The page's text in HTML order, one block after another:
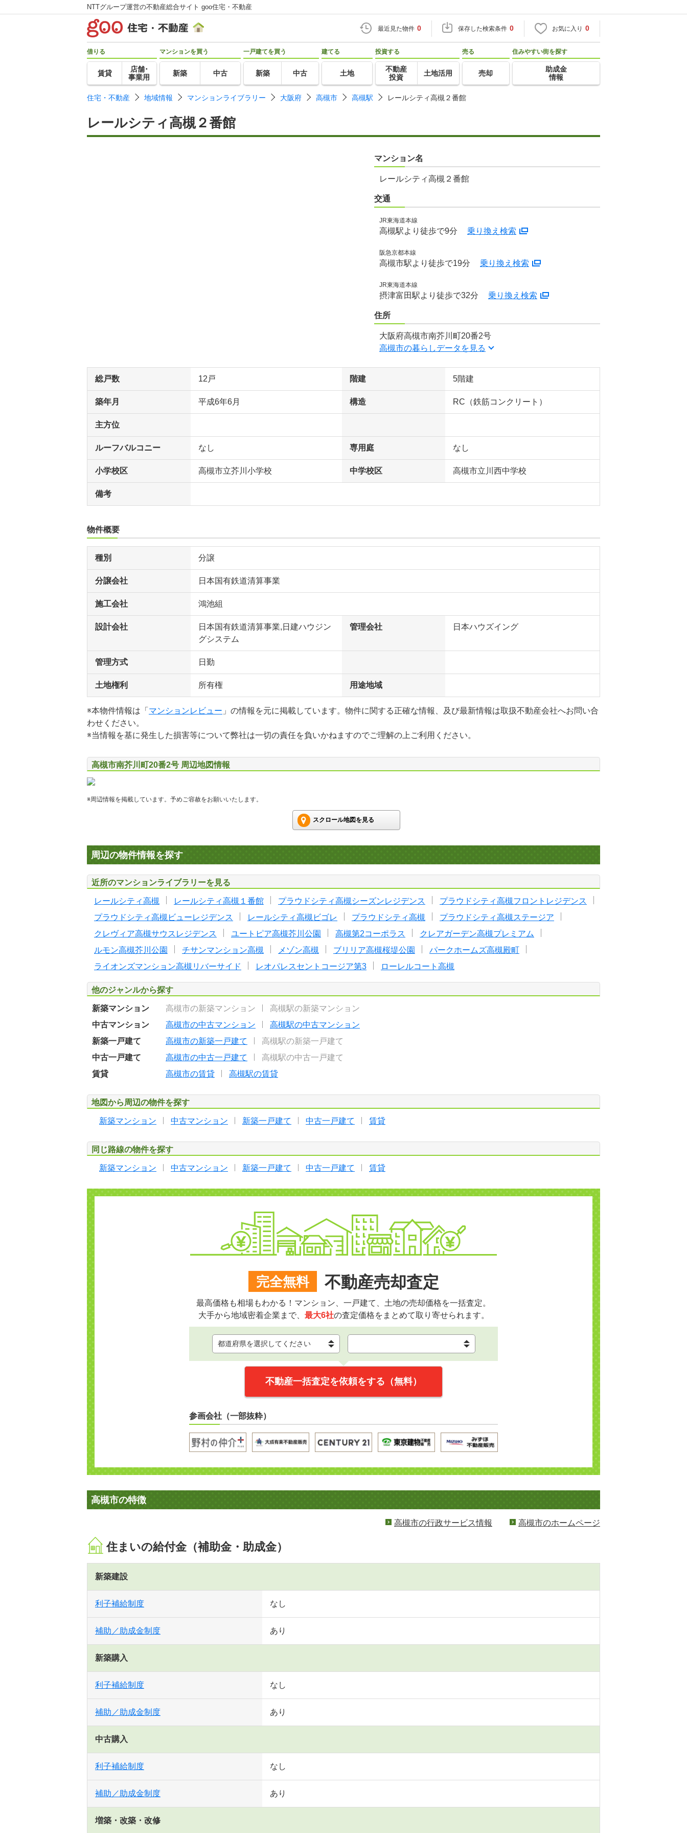
NTTグループ運営の不動産総合サイト goo住宅・不動産
最近見た物件 0 保存した検索条件 0 お気に入り 0
借りる
賃貸
店舗･
事業用
マンションを買う
新築 中古
一戸建てを買う
新築 中古
建てる
土地
投資する
不動産
投資
土地活用
売る
売却
住みやすい街を探す
助成金
情報
住宅・不動産 地域情報 マンションライブラリー 大阪府 高槻市 高槻駅 レールシティ高槻２番館
レールシティ高槻２番館
マンション名
レールシティ高槻２番館
交通
JR東海道本線
高槻駅より徒歩で9分 乗り換え検索
阪急京都本線
高槻市駅より徒歩で19分 乗り換え検索
JR東海道本線
摂津富田駅より徒歩で32分 乗り換え検索
住所
大阪府高槻市南芥川町20番2号
高槻市の暮らしデータを見る
総戸数 12戸 階建 5階建
築年月 平成6年6月 構造 RC（鉄筋コンクリート）
主方位
ルーフバルコニー なし 専用庭 なし
小学校区 高槻市立芥川小学校 中学校区 高槻市立川西中学校
備考
物件概要
種別 分譲
分譲会社 日本国有鉄道清算事業
施工会社 鴻池組
設計会社
日本国有鉄道清算事業,日建ハウジン
グシステム
管理会社 日本ハウズイング
管理方式 日勤
土地権利 所有権 用途地域
※本物件情報は「 マンションレビュー 」の情報を元に掲載しています。物件に関する正確な情報、及び最新情報は取扱不動産会社へお問い合
わせください。
※当情報を基に発生した損害等について弊社は一切の責任を負いかねますのでご理解の上ご利用ください。
高槻市南芥川町20番2号 周辺地図情報
※周辺情報を掲載しています。予めご容赦をお願いいたします。
スクロール地図を見る
周辺の物件情報を探す
近所のマンションライブラリーを見る
レールシティ高槻 レールシティ高槻１番館 プラウドシティ高槻シーズンレジデンス
プラウドシティ高槻フロントレジデンス
プラウドシティ高槻ビューレジデンス
レールシティ高槻ビゴレ プラウドシティ高槻
プラウドシティ高槻ステージア
クレヴィア高槻サウスレジデンス
ユートピア高槻芥川公園 高槻第2コーポラス
クレアガーデン高槻プレミアム
ルモン高槻芥川公園
チサンマンション高槻 メゾン高槻 ブリリア高槻桜堤公園
パークホームズ高槻殿町
ライオンズマンション高槻リバーサイド
レオパレスセントコージア第3 ローレルコート高槻
他のジャンルから探す
新築マンション 高槻市の新築マンション
高槻駅の新築マンション
中古マンション
高槻市の中古マンション
高槻駅の中古マンション
新築一戸建て
高槻市の新築一戸建て
高槻駅の新築一戸建て
中古一戸建て
高槻市の中古一戸建て
高槻駅の中古一戸建て
賃貸
高槻市の賃貸 高槻駅の賃貸
地図から周辺の物件を探す
新築マンション 中古マンション 新築一戸建て 中古一戸建て 賃貸
同じ路線の物件を探す
新築マンション 中古マンション 新築一戸建て 中古一戸建て 賃貸
完全無料 不動産売却査定
最高価格も相場もわかる！マンション、一戸建て、土地の売却価格を一括査定。
大手から地域密着企業まで、 最大6社の査定価格をまとめて取り寄せられます。
不動産一括査定を依頼をする（無料）
参画会社（一部抜粋）
高槻市の特徴
高槻市の行政サービス情報 高槻市のホームページ
住まいの給付金（補助金・助成金）
新築建設
利子補給制度 なし
補助／助成金制度 あり
新築購入
利子補給制度 なし
補助／助成金制度 あり
中古購入
利子補給制度 なし
補助／助成金制度 あり
増築・改築・改修